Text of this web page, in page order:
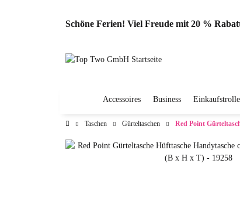
Schöne Ferien! Viel Freude mit 20 %
Accessoires Business
Taschen Gürteltaschen Red Point